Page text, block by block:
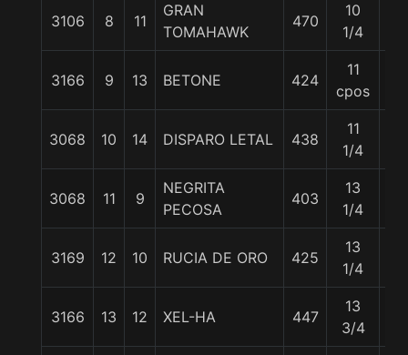
3106 8 11
GRAN
TOMAHAWK
470
10
1/4
3166 9 13 BETONE 424
11
cpos
3068 10 14 DISPARO LETAL 438
11
1/4
3068 11 9
NEGRITA
PECOSA
403
13
1/4
3169 12 10 RUCIA DE ORO 425
13
1/4
3166 13 12 XEL-HA 447
13
3/4